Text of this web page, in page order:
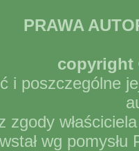
PRAWA
copyright
i poszczególne
zgody
wg